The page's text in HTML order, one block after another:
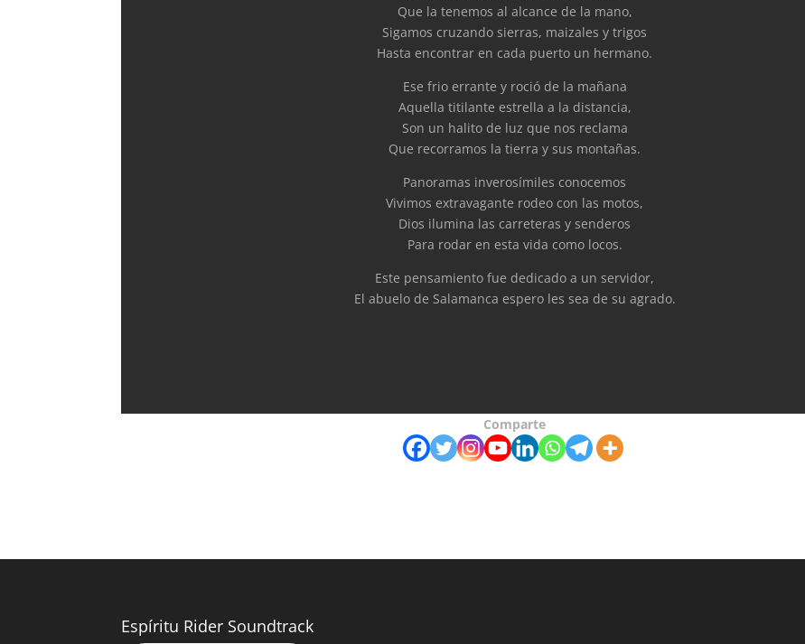
Que la tenemos al alcance de la mano,
Sigamos cruzando sierras, maizales y trigos
Hasta encontrar en cada puerto un hermano.
Ese frio errante y roció de la mañana
Aquella titilante estrella a la distancia,
Son un halito de luz que nos reclama
Que recorramos la tierra y sus montañas.
Panoramas inverosímiles conocemos
Vivimos extravagante rodeo con las motos,
Dios ilumina las carreteras y senderos
Para rodar en esta vida como locos.
Este pensamiento fue dedicado a un servidor,
El abuelo de Salamanca espero les sea de su agrado.
Comparte
Espíritu Rider Soundtrack